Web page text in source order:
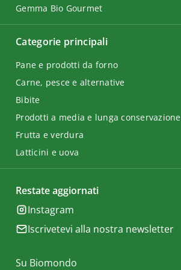
Categorie principali
Pane e prodotti da forno
Carne, pesce e alternative
Bibite
Prodotti a media e lunga conservazione
Frutta e verdura
Latticini e uova
Gemma Bio Gourmet
Restate aggiornati
Instagram
Iscrivetevi alla nostra newsletter
Su Biomondo